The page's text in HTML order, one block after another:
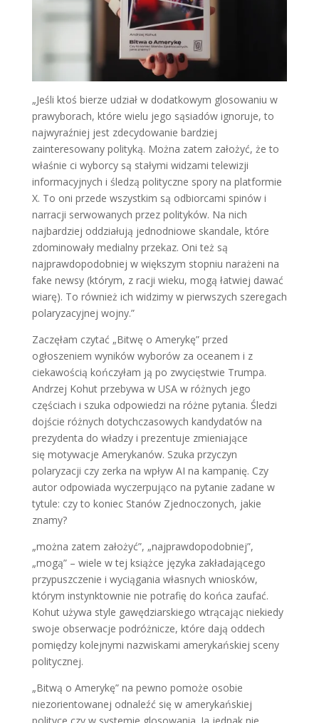
„Jeśli ktoś bierze udział w dodatkowym glosowaniu w
prawyborach, które wielu jego sąsiadów ignoruje, to
najwyraźniej jest zdecydowanie bardziej
zainteresowany polityką. Można zatem założyć, że to
właśnie ci wyborcy są stałymi widzami telewizji
informacyjnych i śledzą polityczne spory na platformie
X. To oni przede wszystkim są odbiorcami spinów i
narracji serwowanych przez polityków. Na nich
najbardziej oddziałują jednodniowe skandale, które
zdominowały medialny przekaz. Oni też są
najprawdopodobniej w większym stopniu narażeni na
fake newsy (którym, z racji wieku, mogą łatwiej dawać
wiarę). To również ich widzimy w pierwszych szeregach
polaryzacyjnej wojny.”
Zaczęłam czytać „Bitwę o Amerykę” przed
ogłoszeniem wyników wyborów za oceanem i z
ciekawością kończyłam ją po zwycięstwie Trumpa.
Andrzej Kohut przebywa w USA w różnych jego
częściach i szuka odpowiedzi na różne pytania. Śledzi
dojście różnych dotychczasowych kandydatów na
prezydenta do władzy i prezentuje zmieniające
się motywacje Amerykanów. Szuka przyczyn
polaryzacji czy zerka na wpływ AI na kampanię. Czy
autor odpowiada wyczerpująco na pytanie zadane w
tytule: czy to koniec Stanów Zjednoczonych, jakie
znamy?
„można zatem założyć”, „najprawdopodobniej”,
„mogą” – wiele w tej książce języka zakładającego
przypuszczenie i wyciągania własnych wniosków,
którym instynktownie nie potrafię do końca zaufać.
Kohut używa style gawędziarskiego wtrącając niekiedy
swoje obserwacje podróżnicze, które dają oddech
pomiędzy kolejnymi nazwiskami amerykańskiej sceny
politycznej.
„Bitwą o Amerykę” na pewno pomoże osobie
niezorientowanej odnaleźć się w amerykańskiej